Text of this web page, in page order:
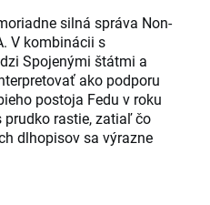
silná správa Non-
V kombinácii s
Spojenými štátmi a
ako podporu
postoja Fedu v roku
prudko rastie, zatiaľ čo
dlhopisov sa výrazne